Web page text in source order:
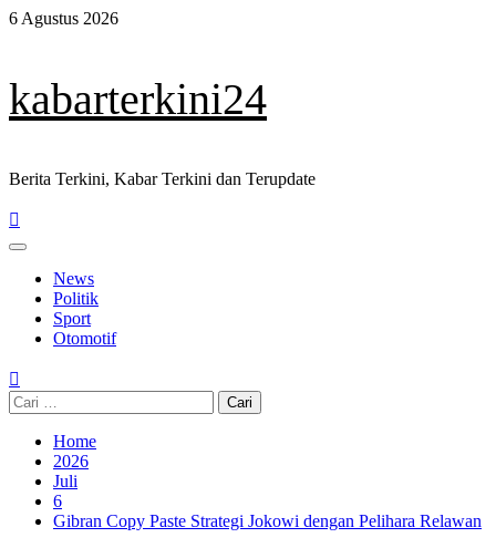
Skip
6 Agustus 2026
kabarterkini24
Berita Terkini, Kabar Terkini dan Terupdate
Primary
News
Politik
Sport
Otomotif
Cari
untuk:
Home
2026
Juli
6
Gibran Copy Paste Strategi Jokowi dengan Pelihara Relawan